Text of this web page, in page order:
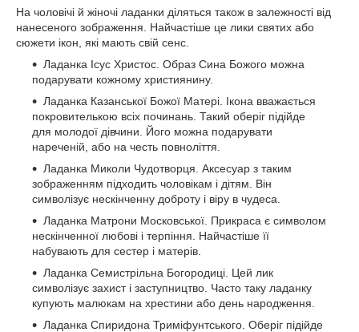
На чоловічі й жіночі ладанки діляться також в залежності від
нанесеного зображення. Найчастіше це лики святих або
сюжети ікон, які мають свій сенс.
Ладанка Ісус Христос. Образ Сина Божого можна
подарувати кожному християнину.
Ладанка Казанської Божої Матері. Ікона вважається
покровителькою всіх починань. Такий оберіг підійде
для молодої дівчини. Його можна подарувати
нареченій, або на честь повноліття.
Ладанка Миколи Чудотворця. Аксесуар з таким
зображенням підходить чоловікам і дітям. Він
символізує нескінченну доброту і віру в чудеса.
Ладанка Матрони Московської. Прикраса є символом
нескінченної любові і терпіння. Найчастіше її
набувають для сестер і матерів.
Ладанка Семистрільна Богородиці. Цей лик
символізує захист і заступництво. Часто таку ладанку
купують малюкам на хрестини або день народження.
Ладанка Спиридона Триміфунтського. Оберіг підійде